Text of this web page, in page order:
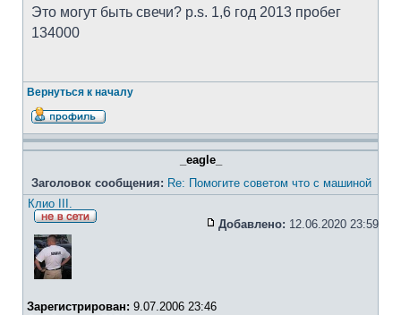
Это могут быть свечи? p.s. 1,6 год 2013 пробег
134000
Вернуться к началу
_eagle_
Заголовок сообщения: Re: Помогите советом что с машиной
Клио III.
Добавлено: 12.06.2020 23:59
Зарегистрирован: 9.07.2006 23:46